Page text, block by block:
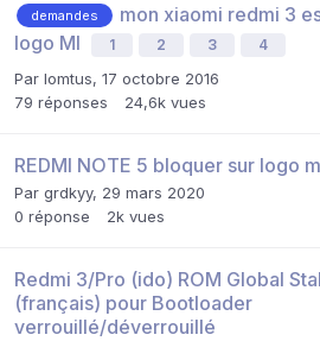
demandes
mon xiaomi redmi 3
logo MI
1 2 3 4
Par lomtus, 17 octobre 2016
79 réponses 24,6k vues
REDMI NOTE 5 bloquer sur logo
Par grdkyy, 29 mars 2020
0 réponse 2k vues
Redmi 3/Pro (ido) ROM Global
(français) pour Bootloader
verrouillé/déverrouillé